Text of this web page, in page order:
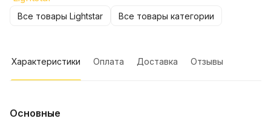
Все товары Lightstar Все товары категории
Характеристики Оплата Доставка Отзывы
Основные